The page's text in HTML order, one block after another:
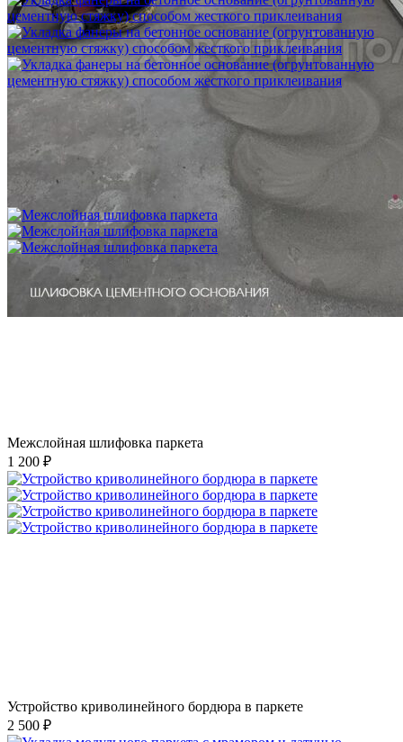
Укладка фанеры на бетонное основание (огрунтованную
цементную стяжку) способом жесткого приклеивания
750 ₽
Межслойная шлифовка паркета
1 200 ₽
Устройство криволинейного бордюра в паркете
2 500 ₽